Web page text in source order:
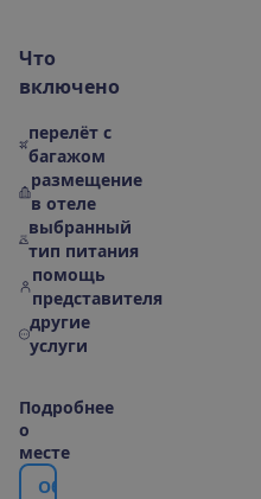
Что
включено
перелёт с
багажом
размещение
в отеле
выбранный
тип питания
помощь
представителя
другие
услуги
Подробнее
о
месте
Об